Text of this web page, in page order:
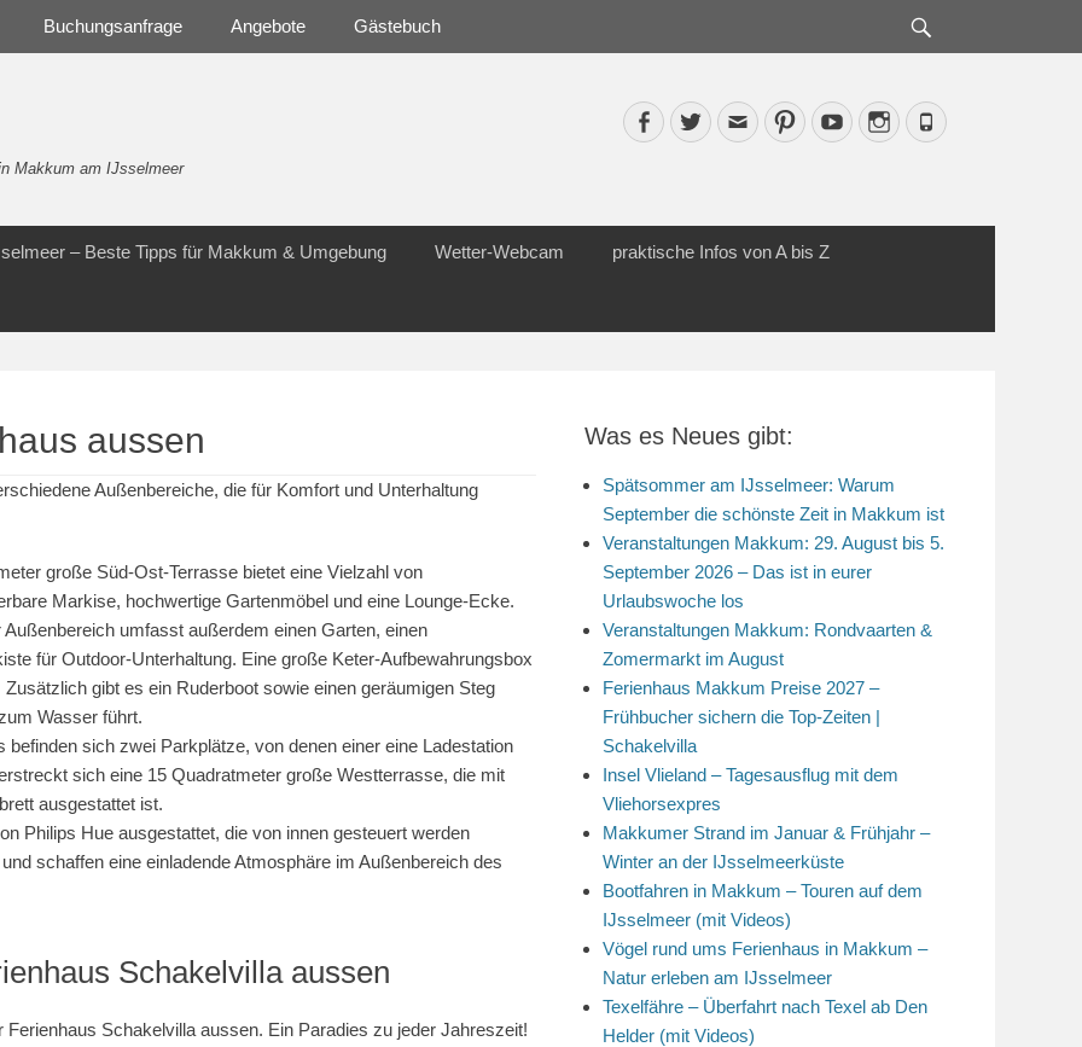
Buchungsanfrage Angebote Gästebuch
Makkum am IJsselmeer
Facebook
TwitterEmailPinterestYouTubeInstagram
Phone
– Beste Tipps für Makkum & Umgebung Wetter-Webcam praktische Infos von A bis Z
aussen
Außenbereiche, die für Komfort und Unterhaltung
große Süd-Ost-Terrasse bietet eine Vielzahl von
Markise, hochwertige Gartenmöbel und eine Lounge-Ecke.
umfasst außerdem einen Garten, einen
für Outdoor-Unterhaltung. Eine große Keter-Aufbewahrungsbox
gibt es ein Ruderboot sowie einen geräumigen Steg
Wasser führt.
befinden sich zwei Parkplätze, von denen einer eine Ladestation
sich eine 15 Quadratmeter große Westterrasse, die mit
ausgestattet ist.
Philips Hue ausgestattet, die von innen gesteuert werden
schaffen eine einladende Atmosphäre im Außenbereich des
Schakelvilla aussen
Ferienhaus Schakelvilla aussen. Ein Paradies zu jeder Jahreszeit!
Was es Neues gibt:
Spätsommer am IJsselmeer: Warum
September die schönste Zeit in Makkum ist
Veranstaltungen Makkum: 29. August bis 5.
September 2026 – Das ist in eurer
Urlaubswoche los
Veranstaltungen Makkum: Rondvaarten &
Zomermarkt im August
Ferienhaus Makkum Preise 2027 –
Frühbucher sichern die Top-Zeiten |
Schakelvilla
Insel Vlieland – Tagesausflug mit dem
Vliehorsexpres
Makkumer Strand im Januar & Frühjahr –
Winter an der IJsselmeerküste
Bootfahren in Makkum – Touren auf dem
IJsselmeer (mit Videos)
Vögel rund ums Ferienhaus in Makkum –
Natur erleben am IJsselmeer
Texelfähre – Überfahrt nach Texel ab Den
Helder (mit Videos)